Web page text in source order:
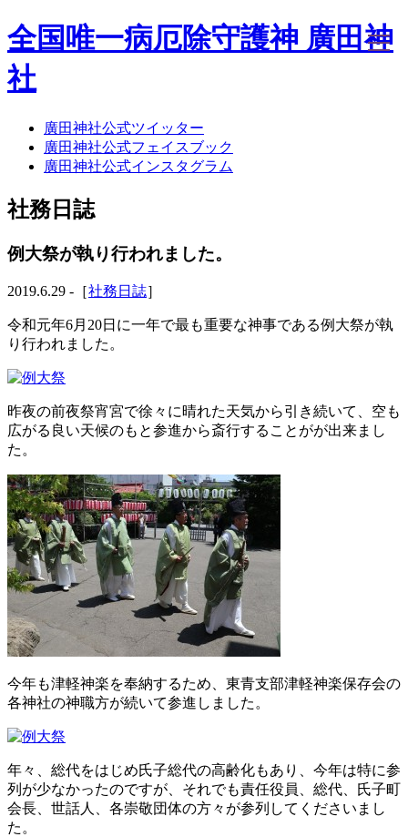
全国唯一病厄除守護神 廣田神
社
ホーム
社務日誌
お知らせ
年間祭事のご案内
お願いごと
神前結婚式
ご相談
八甲田山神社
海葬
水子葬
奉祝記念事業
お問い合わせ
廣田神社公式ツイッター
廣田神社公式フェイスブック
廣田神社公式インスタグラム
社務日誌
例大祭が執り行われました。
2019.6.29 -［社務日誌］
令和元年6月20日に一年で最も重要な神事である例大祭が執
り行われました。
昨夜の前夜祭宵宮で徐々に晴れた天気から引き続いて、空も
広がる良い天候のもと参進から斎行することがが出来まし
た。
今年も津軽神楽を奉納するため、東青支部津軽神楽保存会の
各神社の神職方が続いて参進しました。
年々、総代をはじめ氏子総代の高齢化もあり、今年は特に参
列が少なかったのですが、それでも責任役員、総代、氏子町
会長、世話人、各崇敬団体の方々が参列してくださいまし
た。